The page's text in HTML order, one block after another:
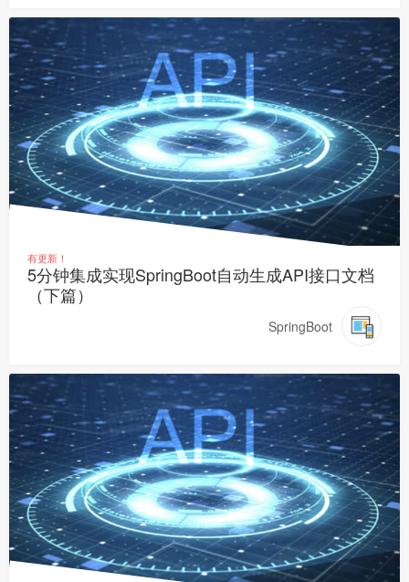
有更新！
5分钟集成实现SpringBoot自动生成API接口文档
（下篇）
SpringBoot